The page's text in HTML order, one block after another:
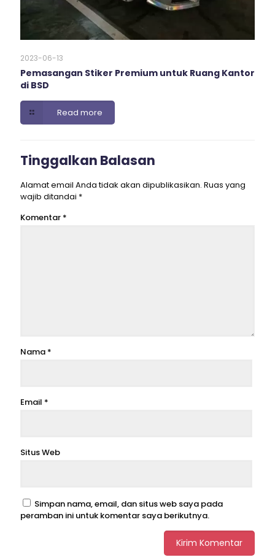
2023-06-13
Pemasangan Stiker Premium untuk Ruang Kantor
di BSD
Read more
Tinggalkan Balasan
Alamat email Anda tidak akan dipublikasikan. Ruas yang
wajib ditandai *
Komentar *
Nama *
Email *
Situs Web
Simpan nama, email, dan situs web saya pada
peramban ini untuk komentar saya berikutnya.